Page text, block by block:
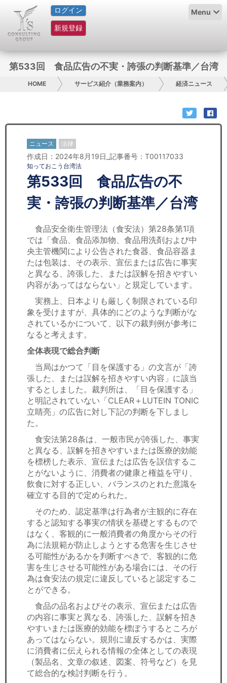
ログイン
新規登録
Menu
HOME
サービス紹介
グループ概要
日本人にPR
コンサルティング
リサーチ
セミナー
経済ニュース
労務顧問
飲食店情報
第533回 食品広告の不実・誇張の判断基準／台湾
HOME サービス紹介（業務案内） 経済ニュース
ニュース 法律
作成日：2024年8月19日_記事番号：T00117033
知っておこう台湾法
第533回 食品広告の不
実・誇張の判断基準／台湾
食品安全衛生管理法（食安法）第28条第1項
では「食品、食品添加物、食品用洗剤および中
央主管機関により公告された食器、食品容器ま
たは包装は、その表示、宣伝または広告に事実
と異なる、誇張した、または誤解を招きやすい
内容があってはならない」と規定しています。
実務上、日本よりも厳しく制限されている印
象を受けますが、具体的にどのような判断がな
されているかについて、以下の裁判例が参考に
なると考えます。
全体表現で総合判断
当局はかつて「目を保護する」の文言が「誇
張した、または誤解を招きやすい内容」に該当
するとしました。裁判所は、「目を保護する」
と明記されていない「CLEAR＋LUTEIN TONIC
立睛亮」の広告に対し下記の判断を下しまし
た。
食安法第28条は、一般市民が誇張した、事実
と異なる、誤解を招きやすいまたは医療的効能
を標榜した表示、宣伝または広告を誤信するこ
とがないように、消費者の健康と権益を守り、
飲食に対する正しい、バランスのとれた意識を
確立する目的で定められた。
そのため、認定基準は行為者が主観的に存在
すると認知する事実の情状を基礎とするもので
はなく、客観的に一般消費者の角度からその行
為に法規範が防止しようとする危害を生じさせ
る可能性があるかを判断すべきで、客観的に危
害を生じさせる可能性がある場合には、その行
為は食安法の規定に違反していると認定するこ
とができる。
食品の品名およびその表示、宣伝または広告
の内容に事実と異なる、誇張した、誤解を招き
やすいまたは医療的効能を標ぼうするところが
あってはならない。規則に違反するかは、実際
に消費者に伝えられる情報の全体としての表現
（製品名、文章の叙述、図案、符号など）を見
て総合的な検討判断を行う。